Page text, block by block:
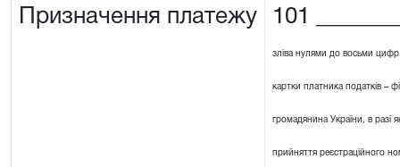
Призначення платежу 101
зліва нулями до восьми
картки платника податків –
громадянина України, в разі
прийняття реєстраційного